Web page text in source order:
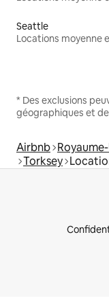
Seattle
* Des exclusions
géographiques et
Airbnb
Torksey